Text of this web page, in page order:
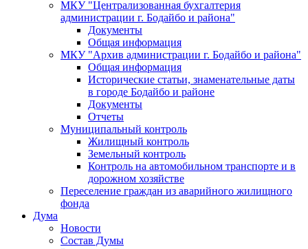
МКУ "Централизованная бухгалтерия
администрации г. Бодайбо и района"
Документы
Общая информация
МКУ "Архив администрации г. Бодайбо и района"
Общая информация
Исторические статьи, знаменательные даты
в городе Бодайбо и районе
Документы
Отчеты
Муниципальный контроль
Жилищный контроль
Земельный контроль
Контроль на автомобильном транспорте и в
дорожном хозяйстве
Переселение граждан из аварийного жилищного
фонда
Дума
Новости
Состав Думы